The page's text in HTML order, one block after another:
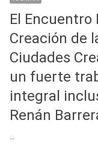
El
Creación de
Ciudades
un fuerte
integral
Renán
…